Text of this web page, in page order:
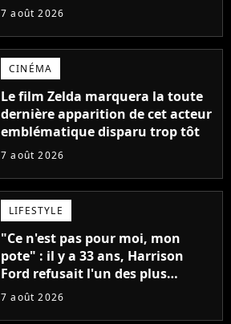
7 août 2026
CINÉMA
Le film Zelda marquera la toute
dernière apparition de cet acteur
emblématique disparu trop tôt
7 août 2026
LIFESTYLE
"Ce n'est pas pour moi, mon
pote" : il y a 33 ans, Harrison
Ford refusait l'un des plus
grands succès de tous les temps
7 août 2026